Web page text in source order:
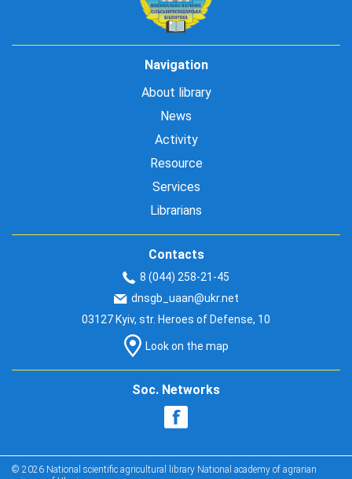
Navigation
About library
News
Activity
Resource
Services
Librarians
Contacts
8 (044) 258-21-45
dnsgb_uaan@ukr.net
03127 Kyiv, str. Heroes of Defense, 10
Look on the map
Soc. Networks
© 2026 National scientific agricultural library National academy of agrarian